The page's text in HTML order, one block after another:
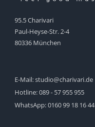
95.5 Charivari
Paul-Heyse-Str. 2-4
80336 München
E-Mail:studio@charivari.de
Hotline:089 - 57 955 955
WhatsApp:0160 99 18 16 44